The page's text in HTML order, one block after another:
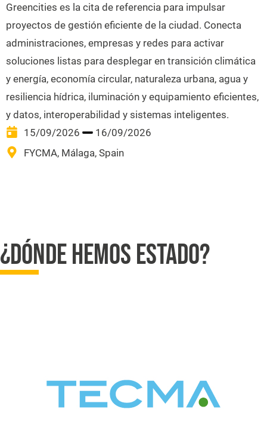
Greencities es la cita de referencia para impulsar
proyectos de gestión eficiente de la ciudad. Conecta
administraciones, empresas y redes para activar
soluciones listas para desplegar en transición climática
y energía, economía circular, naturaleza urbana, agua y
resiliencia hídrica, iluminación y equipamiento eficientes,
y datos, interoperabilidad y sistemas inteligentes.
15/09/2026
16/09/2026
FYCMA, Málaga, Spain
¿DÓNDE HEMOS ESTADO?